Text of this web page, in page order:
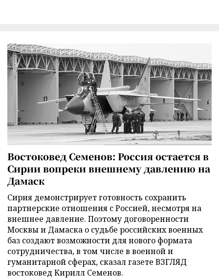
Востоковед Семенов: Россия остается в
Сирии вопреки внешнему давлению на
Дамаск
Сирия демонстрирует готовность сохранить
партнерские отношения с Россией, несмотря на
внешнее давление. Поэтому договоренности
Москвы и Дамаска о судьбе российских военных
баз создают возможности для нового формата
сотрудничества, в том числе в военной и
гуманитарной сферах, сказал газете ВЗГЛЯД
востоковед Кирилл Семенов.